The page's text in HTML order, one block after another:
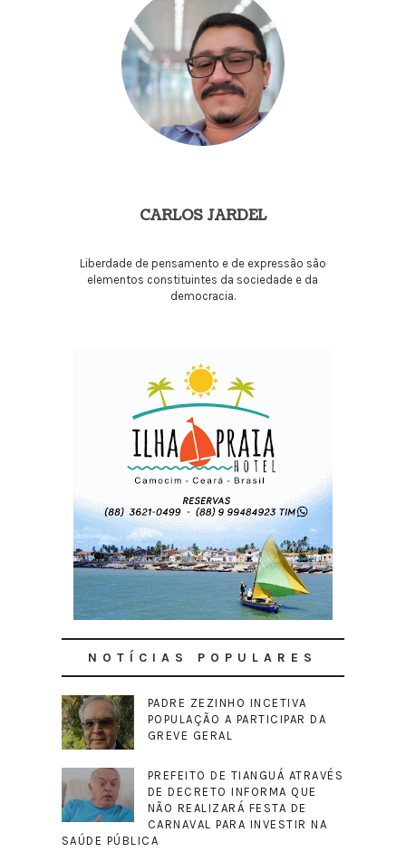
CARLOS JARDEL
Liberdade de pensamento e de expressão são
elementos constituintes da sociedade e da
democracia.
NOTÍCIAS POPULARES
PADRE ZEZINHO INCETIVA
POPULAÇÃO A PARTICIPAR DA
GREVE GERAL
PREFEITO DE TIANGUÁ ATRAVÉS
DE DECRETO INFORMA QUE
NÃO REALIZARÁ FESTA DE
CARNAVAL PARA INVESTIR NA
SAÚDE PÚBLICA